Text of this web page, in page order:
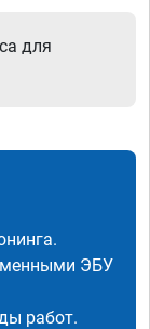
для
ЭБУ
работ.